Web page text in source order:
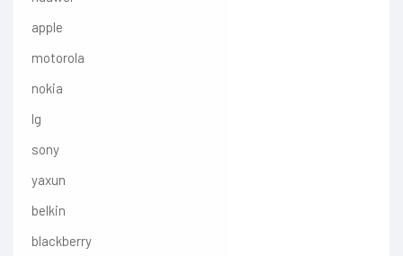
apple
motorola
nokia
lg
sony
yaxun
belkin
blackberry